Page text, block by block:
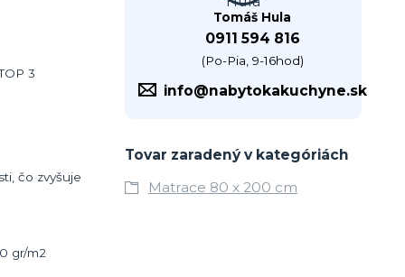
3
čo zvyšuje
gr/m2
Tomáš Hula
0911 594 816
(Po-Pia, 9-16hod)
info@nabytokakuchyne.sk
Tovar zaradený v kategóriách
Matrace 80 x 200 cm